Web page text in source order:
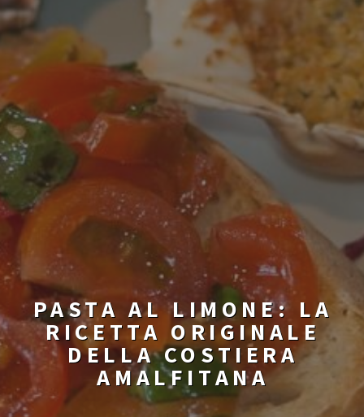
PASTA AL LIMONE: LA
RICETTA ORIGINALE
DELLA COSTIERA
AMALFITANA